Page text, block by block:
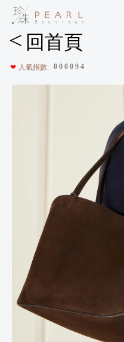
< 回首頁
❤ 人氣指數: 0 0 0 0 9 4